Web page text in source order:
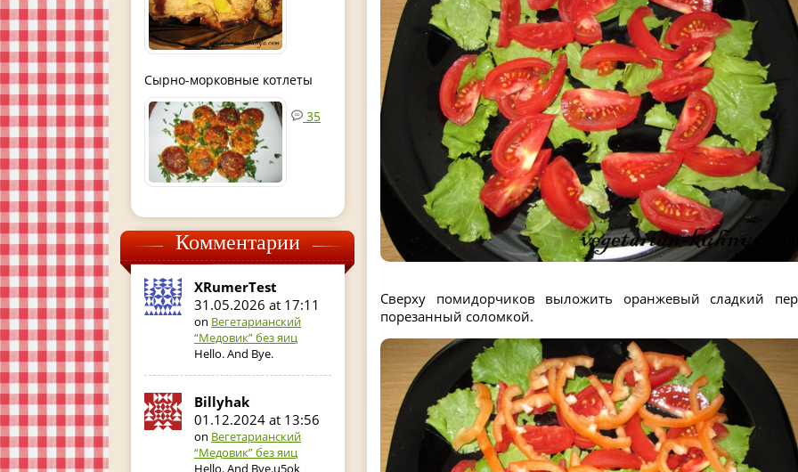
Сырно-морковные котлеты
35
Комментарии
XRumerTest
31.05.2026 at 17:11
on Вегетарианский
“Медовик” без яиц
Hello. And Bye.
Billyhak
01.12.2024 at 13:56
on Вегетарианский
“Медовик” без яиц
Hello. And Bye.u5ok
Сверху помидорчиков выложить оранжевый сладкий
порезанный соломкой.